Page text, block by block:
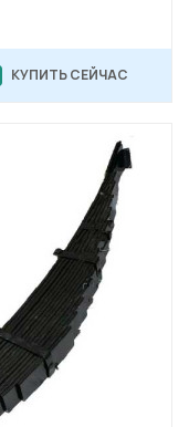
КУПИТЬ СЕЙЧАС